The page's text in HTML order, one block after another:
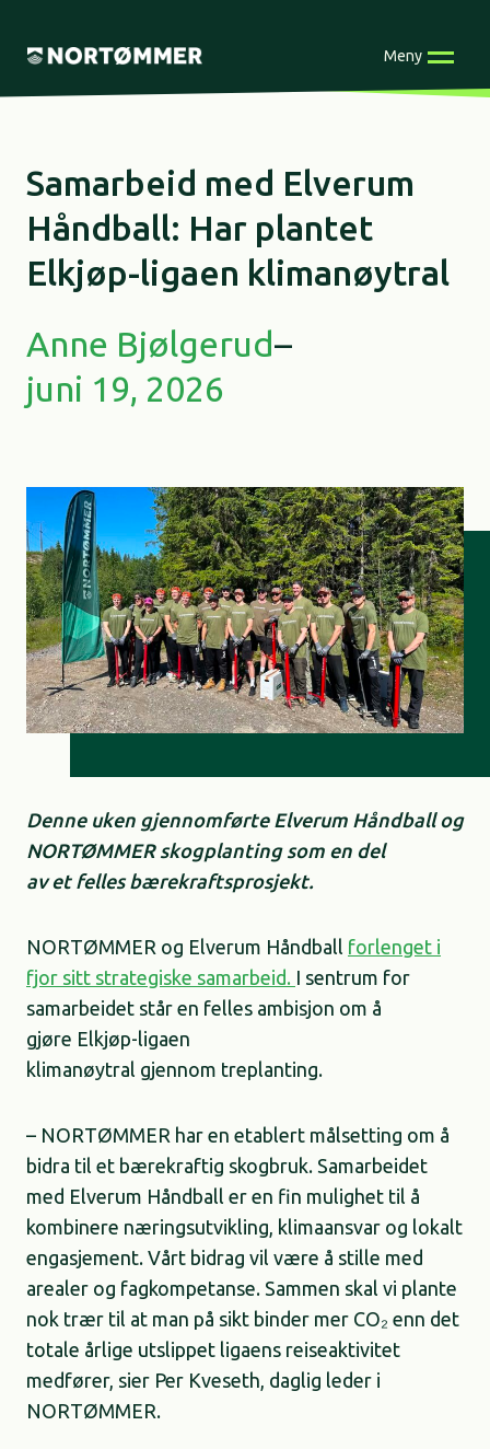
Meny
Samarbeid med Elverum
Håndball: Har plantet
Elkjøp-ligaen klimanøytral
Anne Bjølgerud–
juni 19, 2026
Denne uken gjennomførte Elverum Håndball og
NORTØMMER skogplanting som en del
av et felles bærekraftsprosjekt.
NORTØMMER og Elverum Håndball forlenget i
fjor sitt strategiske samarbeid. I sentrum for
samarbeidet står en felles ambisjon om å
gjøre Elkjøp-ligaen
klimanøytral gjennom treplanting.
– NORTØMMER har en etablert målsetting om å
bidra til et bærekraftig skogbruk. Samarbeidet
med Elverum Håndball er en fin mulighet til å
kombinere næringsutvikling, klimaansvar og lokalt
engasjement. Vårt bidrag vil være å stille med
arealer og fagkompetanse. Sammen skal vi plante
nok trær til at man på sikt binder mer CO₂ enn det
totale årlige utslippet ligaens reiseaktivitet
medfører, sier Per Kveseth, daglig leder i
NORTØMMER.